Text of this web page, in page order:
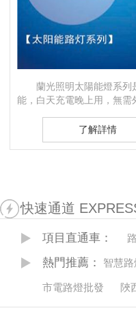
蘭光照明太陽能燈系列
能，白天充電晚上用，無需
能、高效等無可比擬的優…
了解詳情
快速通道
項目直通車：
熱門推薦： 智慧路
市電路燈批發 陜